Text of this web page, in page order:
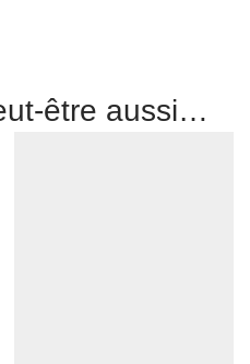
être aussi…